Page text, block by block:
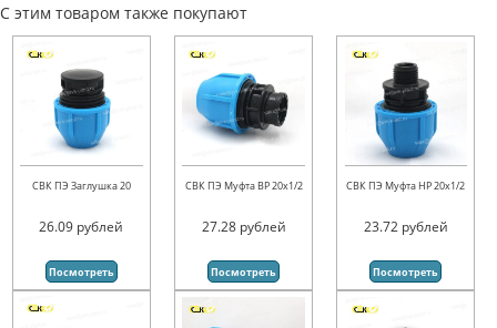
С этим товаром также покупают
СВК ПЭ Заглушка 20
26.09 рублей
Посмотреть
СВК ПЭ Муфта ВР 20х1/2
27.28 рублей
Посмотреть
СВК ПЭ Муфта НР 20х1/2
23.72 рублей
Посмотреть